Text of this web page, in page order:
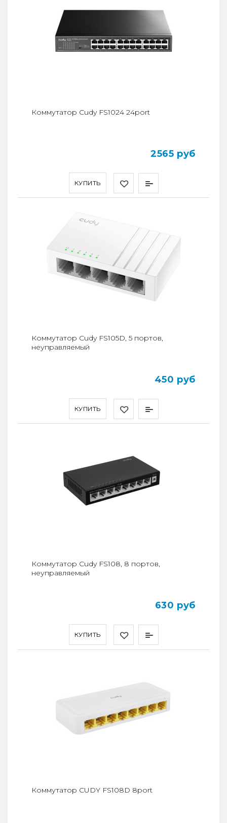
КУПИТЬ
Коммутатор Cudy FS1024 24port
2565 руб
КУПИТЬ
Коммутатор Cudy FS105D, 5 портов,
неуправляемый
450 руб
КУПИТЬ
Коммутатор Cudy FS108, 8 портов,
неуправляемый
630 руб
Коммутатор CUDY FS108D 8port